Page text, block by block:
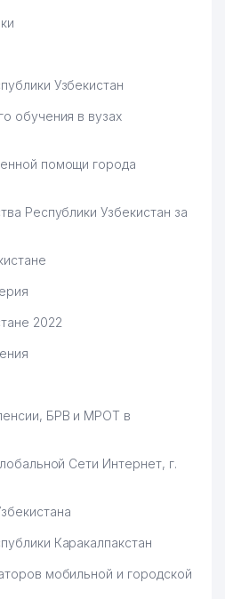
Узбекистан
обучения в вузах
помощи города
Республики Узбекистан за
2022
БРВ и МРОТ в
Сети Интернет, г.
Каракалпакстан
мобильной и городской